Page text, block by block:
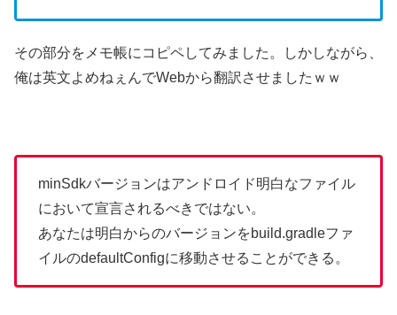
その部分をメモ帳にコピペしてみました。しかしながら、
俺は英文よめねぇんでWebから翻訳させましたｗｗ
minSdkバージョンはアンドロイド明白なファイル
において宣言されるべきではない。
あなたは明白からのバージョンをbuild.gradleファ
イルのdefaultConfigに移動させることができる。